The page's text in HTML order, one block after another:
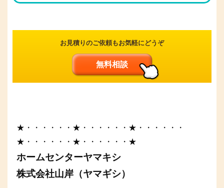
お見積りのご依頼もお気軽にどうぞ
無料相談
★・・・・・・★・・・・・・★・・・・・・
★・・・・・・★・・・・・・★
ホームセンターヤマキシ
株式会社山岸（ヤマギシ）